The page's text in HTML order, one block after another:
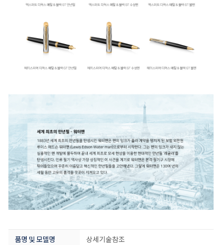
품명 및 모델명 상세기술참조